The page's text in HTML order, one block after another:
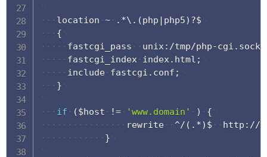
location ~ . *\ . (php | php5) ?$
{
fastcgi_pass
unix: /tmp/php-cgi . sock
fastcgi_index index. html ;
include fastcgi . conf ;
}
if ($host != 'www.domain' )
{
rewrite
^/ ( . *) $ http : //
}